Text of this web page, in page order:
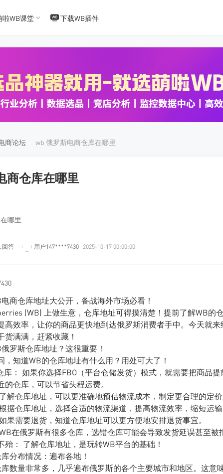
TK
TK
啦WB课堂 下载WB插件
商论坛 wb 俄罗斯电商仓库在哪里
商仓库在哪里
哪里
回答 用户147****7430 2025-10-17 00:00:00
商仓库地址大公开，备战海外市场必看！
(WB) 上做生意，仓库地址可得摸清楚！提前了解WB的
高效率，让你的商品更快地到达俄罗斯消费者手中。今天就
货满满，赶紧收藏！
罗斯仓库地址？这很重要！
，知道WB的仓库地址有什么用？用处可大了！
库： 如果你选择FBO（平台仓储发货）模式，就需要把商品
仓库，可以节省头程运费。
解仓库地址，可以更准确地预估物流成本，制定更合理的定价
据仓库地址，选择合适的物流渠道，提高物流效率，缩短运输
果需要退货，知道仓库地址可以更方便地安排退货事宜。
在俄罗斯有很多仓库，选错仓库可能会导致发货延误甚至被
殆： 了解仓库地址，是玩转WB平台的基础！
分布情况：遍布各地！
数量非常多，几乎遍布俄罗斯的各个主要城市和地区。这意